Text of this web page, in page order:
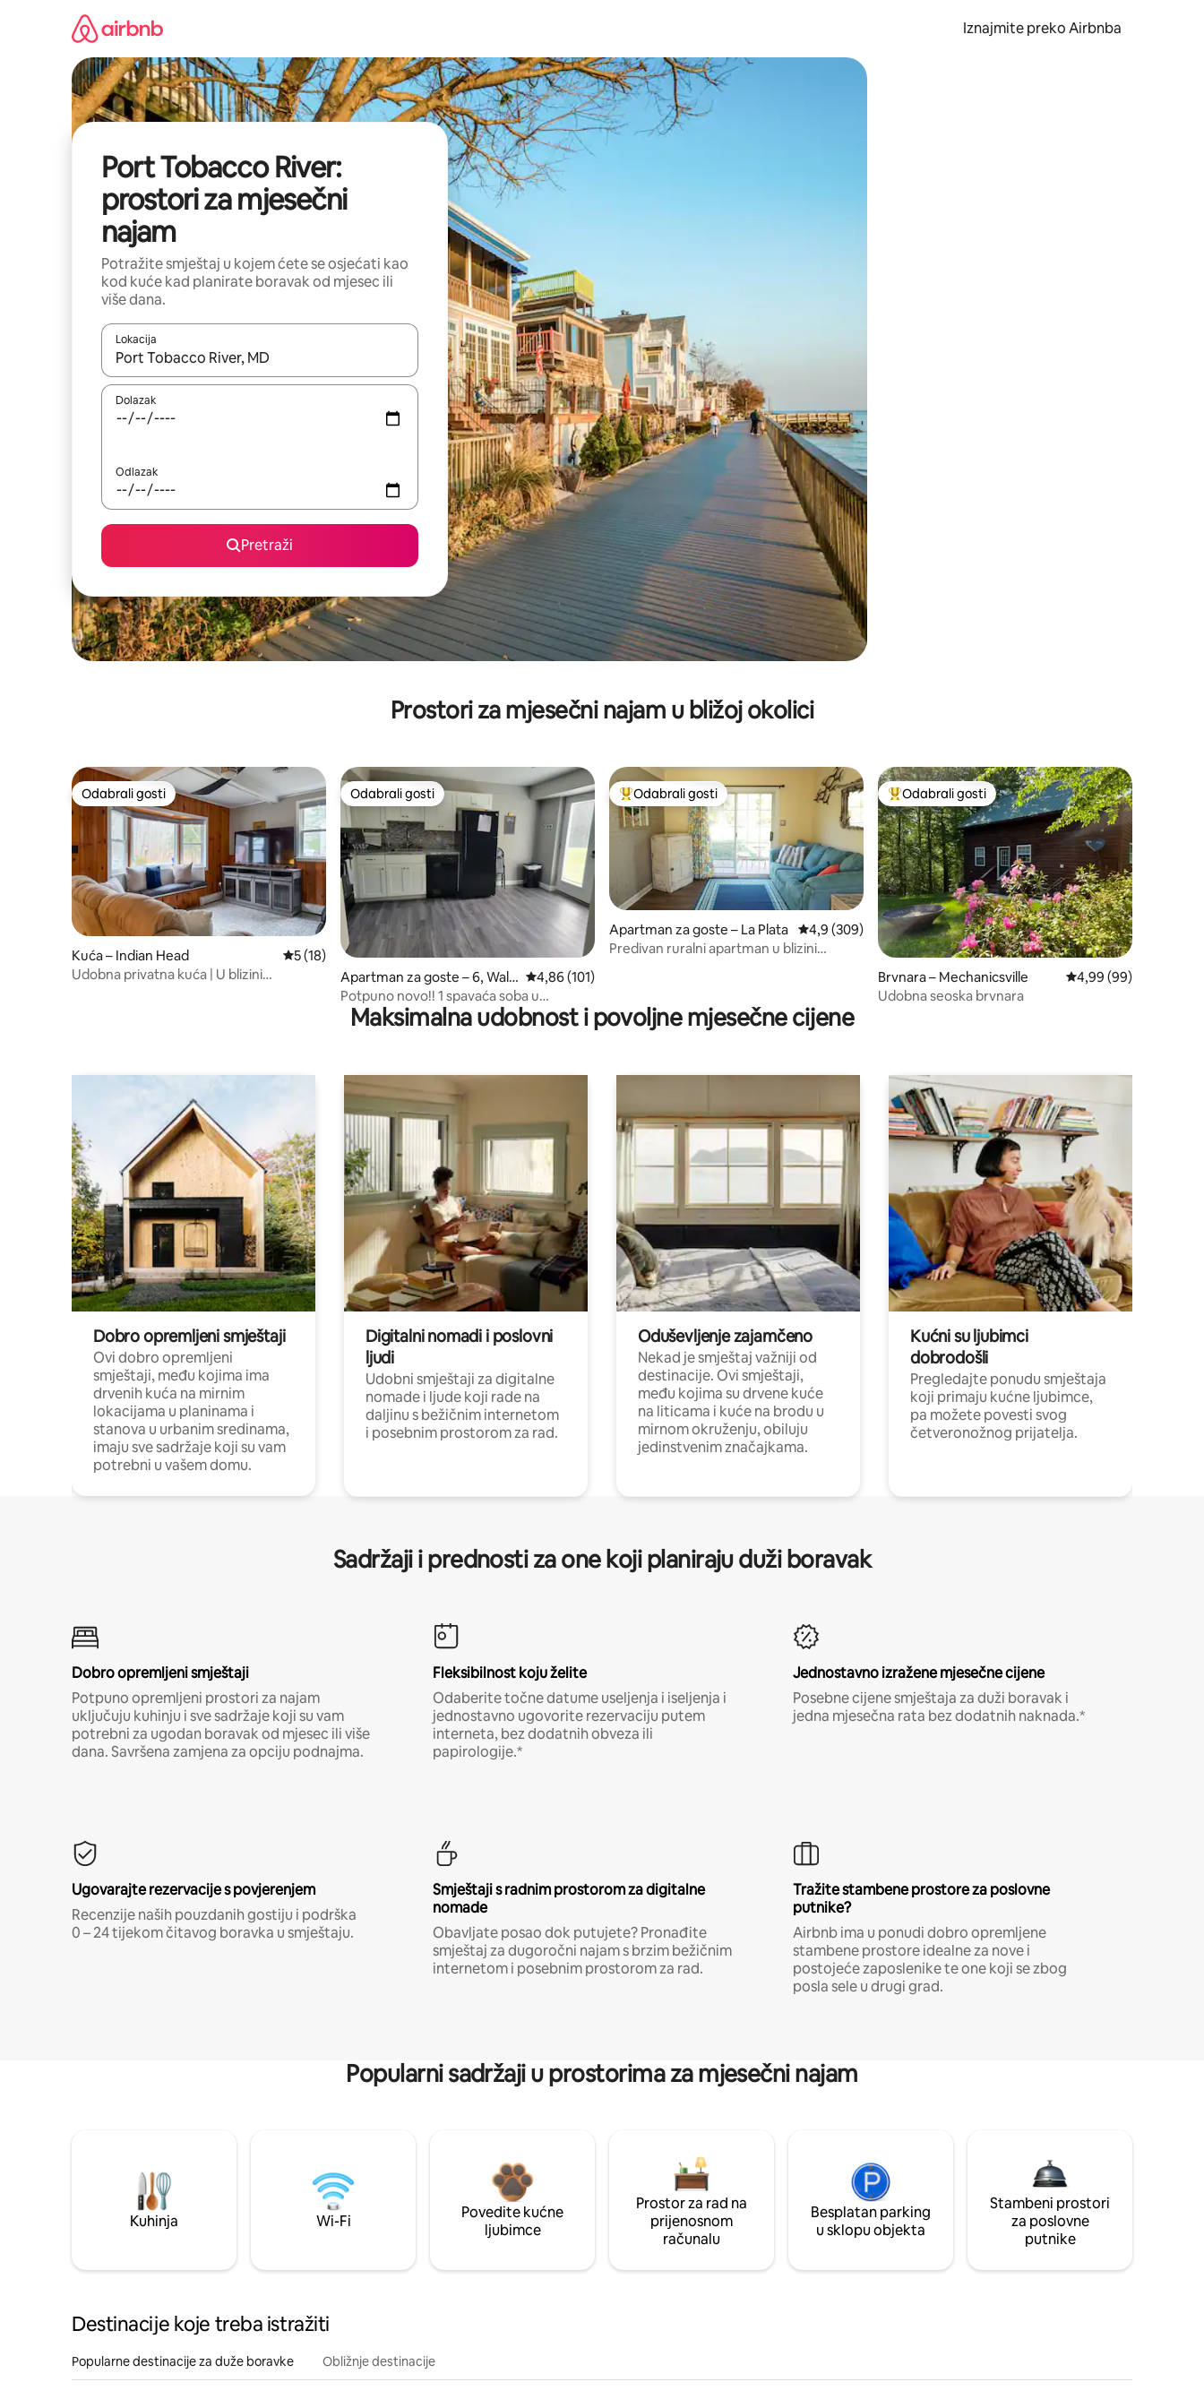
Iznajmite preko Airbnba
Port Tobacco River:
prostori za mjesečni
najam
Potražite smještaj u kojem ćete se osjećati kao
kod kuće kad planirate boravak od mjesec ili
više dana.
Lokacija
Kada budu dostupni rezultati, moći ćete ih pregledati koristeći se strelicama prema gore i prema dolje, kao i dodirom ili prelaskom prstom po zaslonu.
Dolazak
Odlazak
Pretraži
Prostori za mjesečni najam u bližoj okolici
Odabrali gosti
Odabrali gosti
Kuća – Indian Head Prosječna ocjena: 5/5, recenzija: 18
5 (18)
Udobna privatna kuća | U blizini
Odabrali gosti
Odabrali gosti
Apartman za goste – 6, Wald
orf
Prosječna ocjena: 4,86/5, recenzija: 101
4,86 (101)
Potpuno novo!! 1 spavaća soba u
dodatnoj stambenoj jedinici
Među najviše rangiranima s oznakom „Odabrali gosti”
Odabrali gosti
Apartman za goste – La Plata Prosječna ocjena: 4,9/5, recenzija: 309
4,9 (309)
Predivan ruralni apartman u blizini
Među najviše rangiranima s oznakom „Odabrali gosti”
Odabrali gosti
Brvnara – Mechanicsville Prosječna ocjena:
4,99 (99)
Udobna seoska brvnara
Maksimalna udobnost i povoljne mjesečne cijene
Dobro opremljeni smještaji
Ovi dobro opremljeni
smještaji, među kojima ima
drvenih kuća na mirnim
lokacijama u planinama i
stanova u urbanim sredinama,
imaju sve sadržaje koji su vam
potrebni u vašem domu.
Digitalni nomadi i poslovni
ljudi
Udobni smještaji za digitalne
nomade i ljude koji rade na
daljinu s bežičnim internetom
i posebnim prostorom za rad.
Oduševljenje zajamčeno
Nekad je smještaj važniji od
destinacije. Ovi smještaji,
među kojima su drvene kuće
na liticama i kuće na brodu u
mirnom okruženju, obiluju
jedinstvenim značajkama.
Kućni su ljubimci
dobrodošli
Pregledajte ponudu smještaja
koji primaju kućne ljubimce,
pa možete povesti svog
četveronožnog prijatelja.
Sadržaji i prednosti za one koji planiraju duži boravak
Dobro opremljeni smještaji
Potpuno opremljeni prostori za najam
uključuju kuhinju i sve sadržaje koji su vam
potrebni za ugodan boravak od mjesec ili više
dana. Savršena zamjena za opciju podnajma.
Fleksibilnost koju želite
Odaberite točne datume useljenja i iseljenja i
jednostavno ugovorite rezervaciju putem
interneta, bez dodatnih obveza ili
papirologije.*
Jednostavno izražene mjesečne cijene
Posebne cijene smještaja za duži boravak i
jedna mjesečna rata bez dodatnih naknada.*
Ugovarajte rezervacije s povjerenjem
Recenzije naših pouzdanih gostiju i podrška
0 – 24 tijekom čitavog boravka u smještaju.
Smještaji s radnim prostorom za digitalne
nomade
Obavljate posao dok putujete? Pronađite
smještaj za dugoročni najam s brzim bežičnim
internetom i posebnim prostorom za rad.
Tražite stambene prostore za poslovne
putnike?
Airbnb ima u ponudi dobro opremljene
stambene prostore idealne za nove i
postojeće zaposlenike te one koji se zbog
posla sele u drugi grad.
Popularni sadržaji u prostorima za mjesečni najam
Kuhinja Wi-Fi
Povedite kućne
ljubimce
Prostor za rad na
prijenosnom
računalu
Besplatan parking
u sklopu objekta
Stambeni prostori
za poslovne
putnike
Destinacije koje treba istražiti
Popularne destinacije za duže boravke Obližnje destinacije